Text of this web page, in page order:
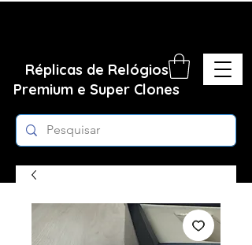
Réplicas de Relógios
Premium e Super Clones